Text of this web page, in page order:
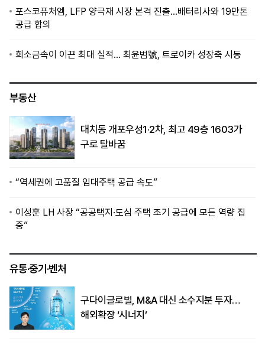
포스코퓨처엠, LFP 양극재 시장 본격 진출…배터리사와 19만톤
공급 합의
희소금속이 이끈 최대 실적… 최윤범號, 트로이카 성장축 시동
부동산
대치동 개포우성1·2차, 최고 49층 1603가
구로 탈바꿈
“역세권에 고품질 임대주택 공급 속도”
이성훈 LH 사장 “공공택지·도심 주택 조기 공급에 모든 역량 집
중”
유통·중기·벤처
구다이글로벌, M&A 대신 소수지분 투자…
해외확장 ‘시너지’